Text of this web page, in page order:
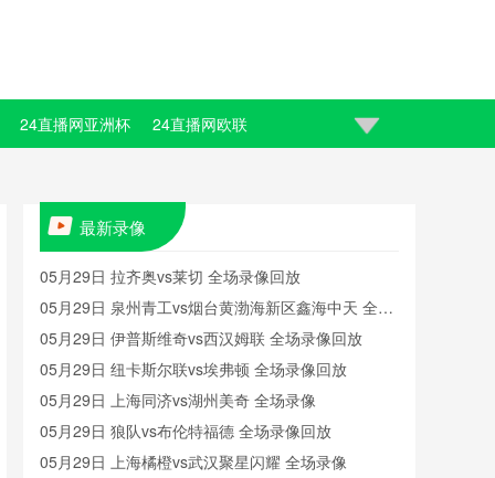
24直播网亚洲杯 24直播网欧联
最新录像
05月29日 拉齐奥vs莱切 全场录像回放
05月29日 泉州青工vs烟台黄渤海新区鑫海中天 全场
录像
05月29日 伊普斯维奇vs西汉姆联 全场录像回放
05月29日 纽卡斯尔联vs埃弗顿 全场录像回放
05月29日 上海同济vs湖州美奇 全场录像
05月29日 狼队vs布伦特福德 全场录像回放
05月29日 上海橘橙vs武汉聚星闪耀 全场录像